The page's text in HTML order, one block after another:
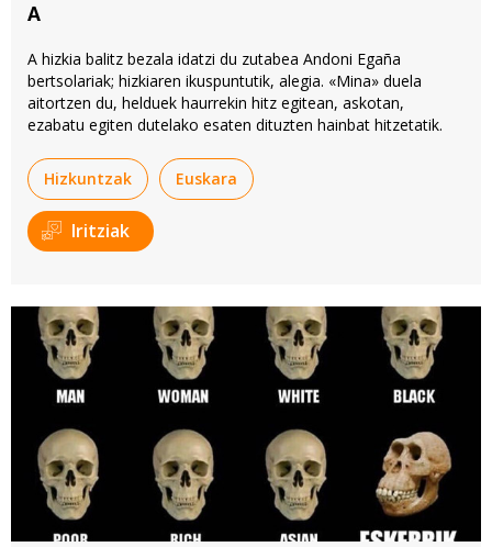
A
A hizkia balitz bezala idatzi du zutabea Andoni Egaña
bertsolariak; hizkiaren ikuspuntutik, alegia. «Mina» duela
aitortzen du, helduek haurrekin hitz egitean, askotan,
ezabatu egiten dutelako esaten dituzten hainbat hitzetatik.
Hizkuntzak Euskara
Iritziak